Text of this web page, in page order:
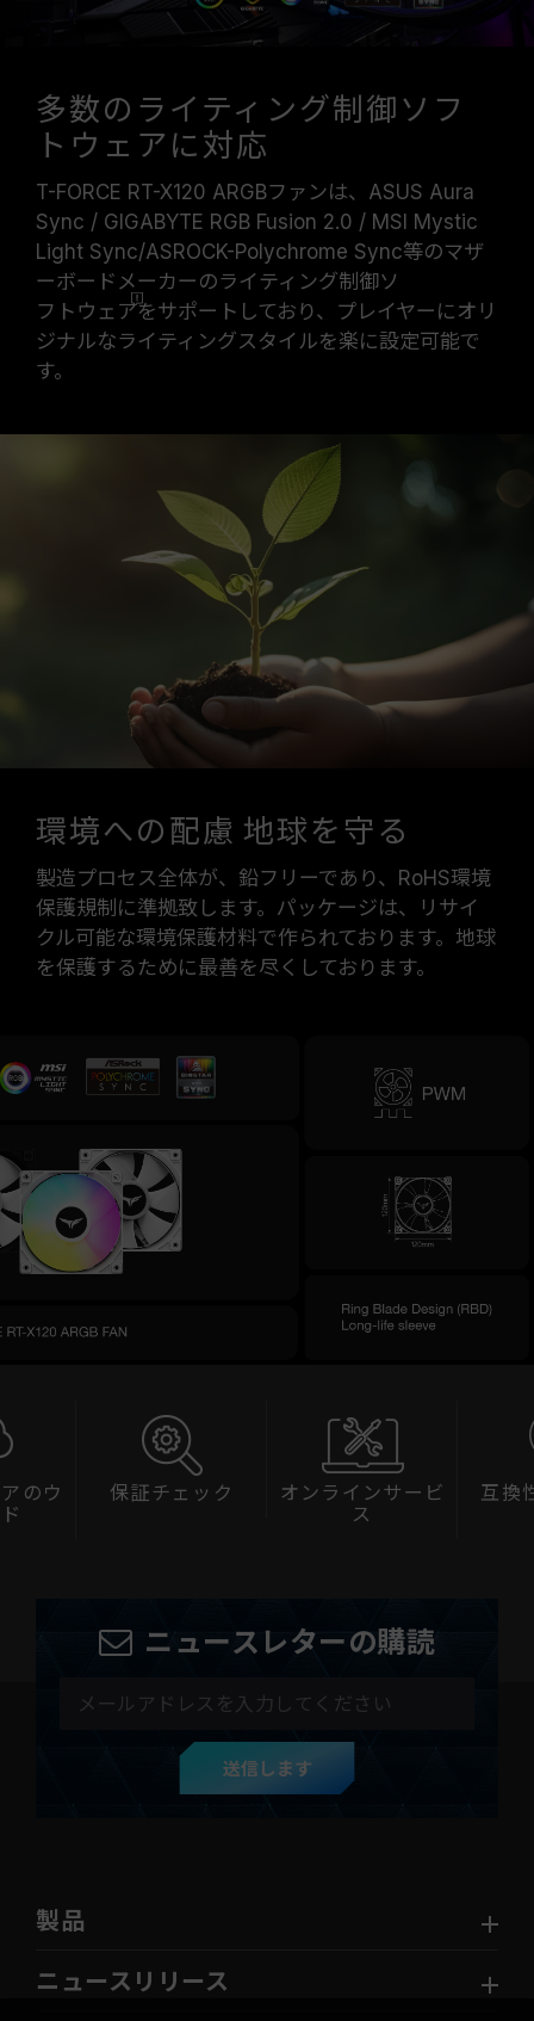
多数のライティング制御ソフ
トウェアに対応
T-FORCE RT-X120 ARGBファンは、ASUS Aura
Sync / GIGABYTE RGB Fusion 2.0 / MSI Mystic
Light Sync/ASROCK-Polychrome Sync等のマザ
ーボードメーカーのライティング制御ソ
フトウェアをサポートしており、プレイヤーにオリ
ジナルなライティングスタイルを楽に設定可能で
す。
環境への配慮 地球を守る
製造プロセス全体が、鉛フリーであり、RoHS環境
保護規制に準拠致します。パッケージは、リサイ
クル可能な環境保護材料で作られております。地球
を保護するために最善を尽くしております。
のウ
保証チェック
オンラインサービ
ス
互換
ニュースレターの購読
送信します
製品
ニュースリリース